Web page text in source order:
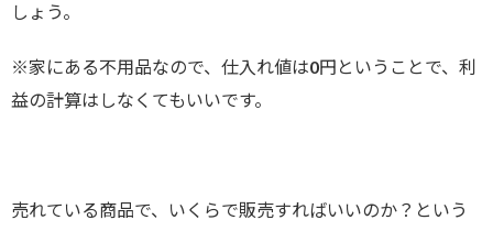
しょう。
※家にある不用品なので、仕入れ値は0円ということで、利
益の計算はしなくてもいいです。
売れている商品で、いくらで販売すればいいのか？という